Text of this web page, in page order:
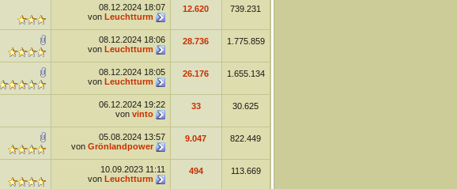
08.12.2024 18:07
von Leuchtturm
12.620 739.231
08.12.2024 18:06
von Leuchtturm
28.736 1.775.859
08.12.2024 18:05
von Leuchtturm
26.176 1.655.134
06.12.2024 19:22
von vinto
33 30.625
05.08.2024 13:57
von Grönlandpower
9.047 822.449
10.09.2023 11:11
von Leuchtturm
494 113.669